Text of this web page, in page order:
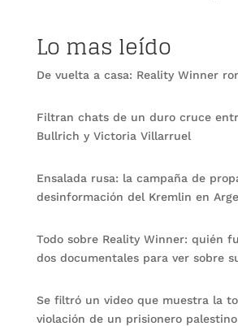
Lo mas leído
De vuelta a casa: Reality Winner
Filtran chats de un duro cruce
Bullrich y Victoria Villarruel
Ensalada rusa: la campaña de
desinformación del Kremlin en
Todo sobre Reality Winner: quién
dos documentales para ver sobre
Se filtró un video que muestra la
violación de un prisionero